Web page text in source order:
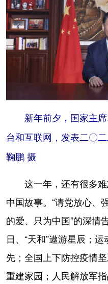
新年前夕，国家主席
台和互联网，发表二〇
鞠鹏 摄
这一年，还有很多难
中国故事。“请党放心、
的爱、只为中国”的深情
日、“天和”遨游星辰；
先；全国上下防控疫情
重建家园；人民解放军